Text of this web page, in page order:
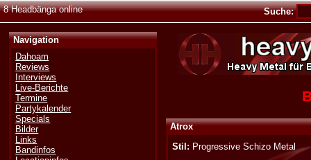
8 Headbänga online Suche:
Navigation
Dahoam
Reviews
Interviews
Live-Berichte
Termine
Partykalender
Specials
Bilder
Links
Bandinfos
Atrox
Stil: Progressive Schizo Metal